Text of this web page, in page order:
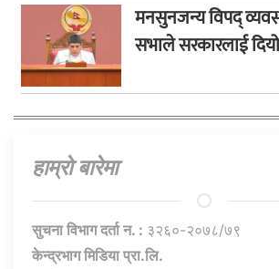
मनसुनजन्य विपद्
सभाले सरकारलाई
हाम्राे बारेमा
सुचना विभाग दर्ता न. : ३२६०-२०७८/७९
केन्द्रभाग मिडिया प्रा.लि.